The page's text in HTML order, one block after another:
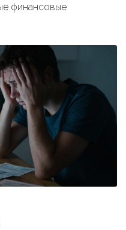
финансовые